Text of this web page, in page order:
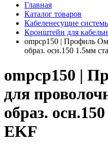
Главная
Каталог товаров
Кабеленесущие
Кронштейн для
ompcp150 | Профиль
образ. осн.150 1.5мм
ompcp150 |
для
образ.
EKF